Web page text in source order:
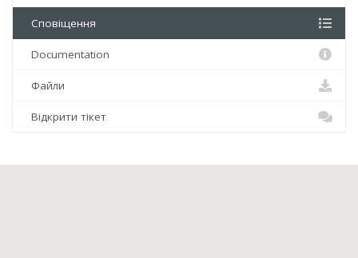
Сповіщення
Documentation
Файли
Відкрити тікет